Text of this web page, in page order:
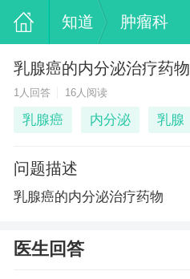
知道 肿瘤科
乳腺癌的内分泌治疗药物
1人回答 16人阅读
乳腺癌 内分泌 乳腺
问题描述
乳腺癌的内分泌治疗药物
医生回答